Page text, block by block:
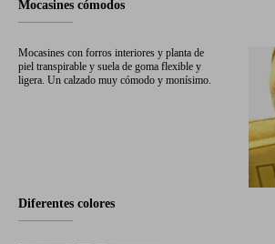
Mocasines cómodos
Mocasines con forros interiores y planta de
piel transpirable y suela de goma flexible y
ligera. Un calzado muy cómodo y monísimo.
Diferentes colores